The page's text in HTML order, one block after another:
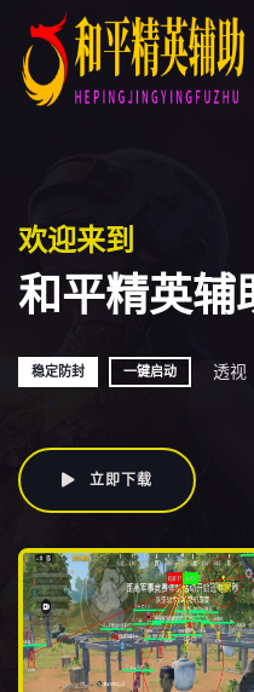
欢迎来到
和平精英辅
稳定防封 一键启动 透视
立即下载